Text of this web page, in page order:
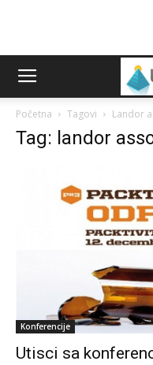
Početna Tagovi Landor
Tag: landor
Konferencije
Utisci sa